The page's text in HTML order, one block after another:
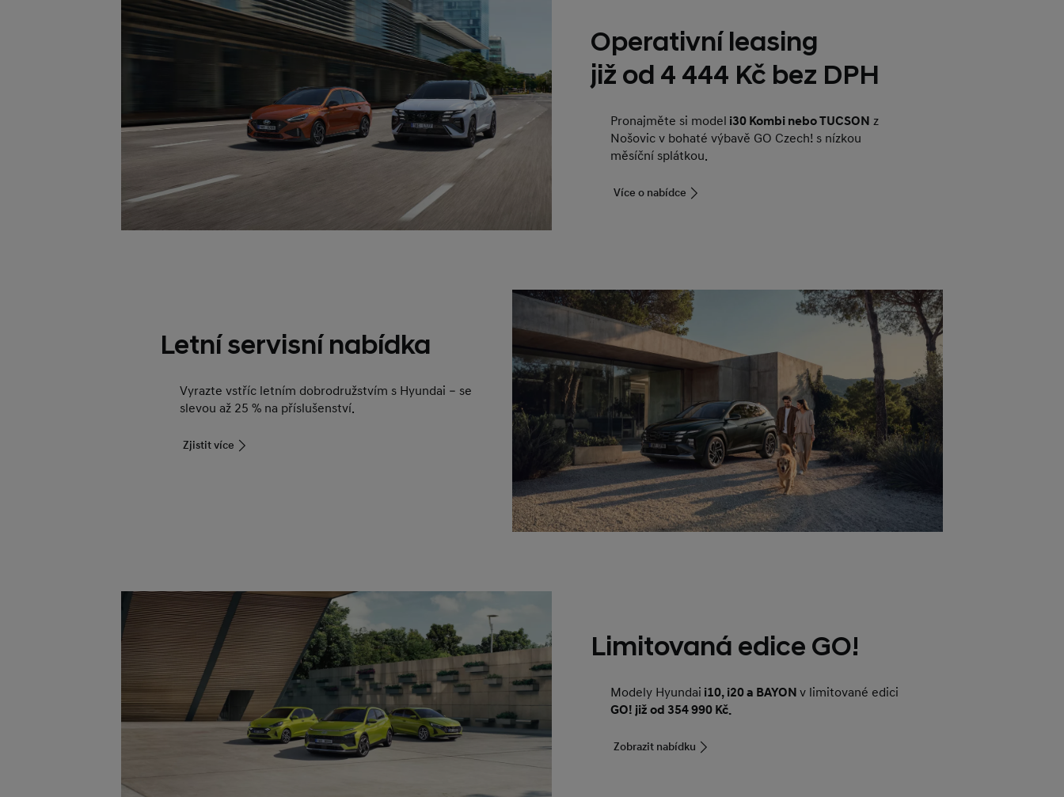
Operativní leasing
již od 4 444 Kč bez DPH
Pronajměte si model i30 Kombi nebo TUCSON z
Nošovic v bohaté výbavě GO Czech! s nízkou
měsíční splátkou.
Více o nabídce
Letní servisní nabídka
Vyrazte vstříc letním dobrodružstvím s Hyundai – se
slevou až 25 % na příslušenství.
Zjistit více
Limitovaná edice GO!
Modely Hyundai i10, i20 a BAYON v limitované edici
GO! již od 354 990 Kč.
Zobrazit nabídku